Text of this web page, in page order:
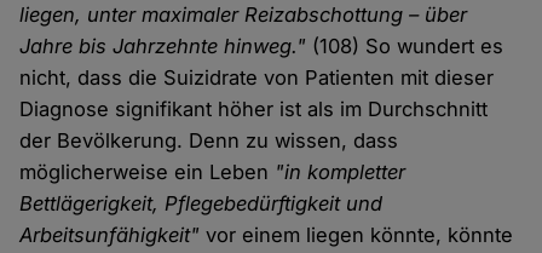
liegen, unter maximaler Reizabschottung – über
Jahre bis Jahrzehnte hinweg." (108) So wundert es
nicht, dass die Suizidrate von Patienten mit dieser
Diagnose signifikant höher ist als im Durchschnitt
der Bevölkerung. Denn zu wissen, dass
möglicherweise ein Leben "in kompletter
Bettlägerigkeit, Pflegebedürftigkeit und
Arbeitsunfähigkeit" vor einem liegen könnte, könnte